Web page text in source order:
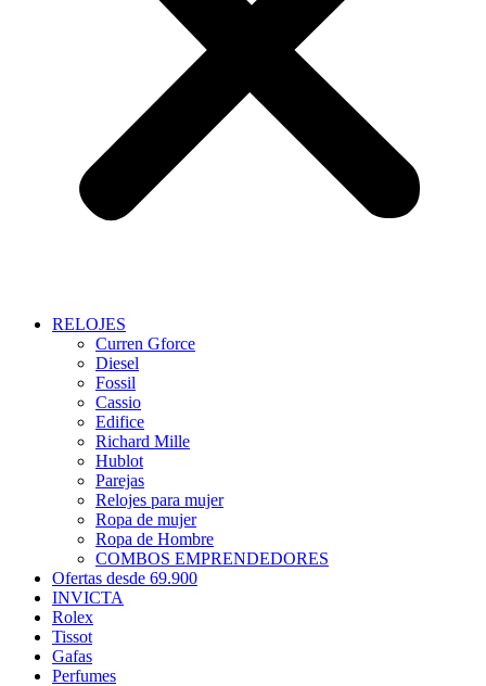
RELOJES
Curren Gforce
Diesel
Fossil
Cassio
Edifice
Richard Mille
Hublot
Parejas
Relojes para mujer
Ropa de mujer
Ropa de Hombre
COMBOS EMPRENDEDORES
Ofertas desde 69.900
INVICTA
Rolex
Tissot
Gafas
Perfumes